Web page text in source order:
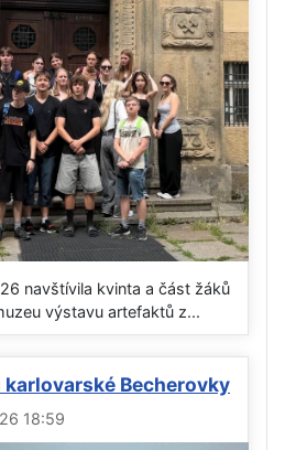
navštívila kvinta a část žáků
výstavu artefaktů z...
karlovarské Becherovky
18:59